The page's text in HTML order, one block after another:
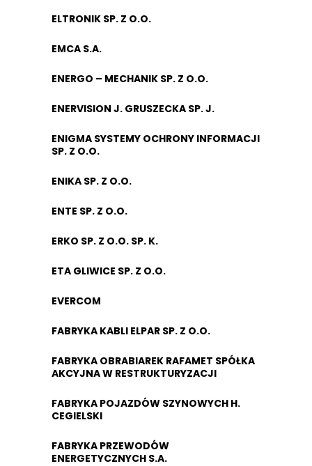
ELTRONIK SP. Z O.O.
EMCA S.A.
ENERGO – MECHANIK SP. Z O.O.
ENERVISION J. GRUSZECKA SP. J.
ENIGMA SYSTEMY OCHRONY INFORMACJI
SP. Z O.O.
ENIKA SP. Z O.O.
ENTE SP. Z O.O.
ERKO SP. Z O.O. SP. K.
ETA GLIWICE SP. Z O.O.
EVERCOM
FABRYKA KABLI ELPAR SP. Z O.O.
FABRYKA OBRABIAREK RAFAMET SPÓŁKA
AKCYJNA W RESTRUKTURYZACJI
FABRYKA POJAZDÓW SZYNOWYCH H.
CEGIELSKI
FABRYKA PRZEWODÓW
ENERGETYCZNYCH S.A.